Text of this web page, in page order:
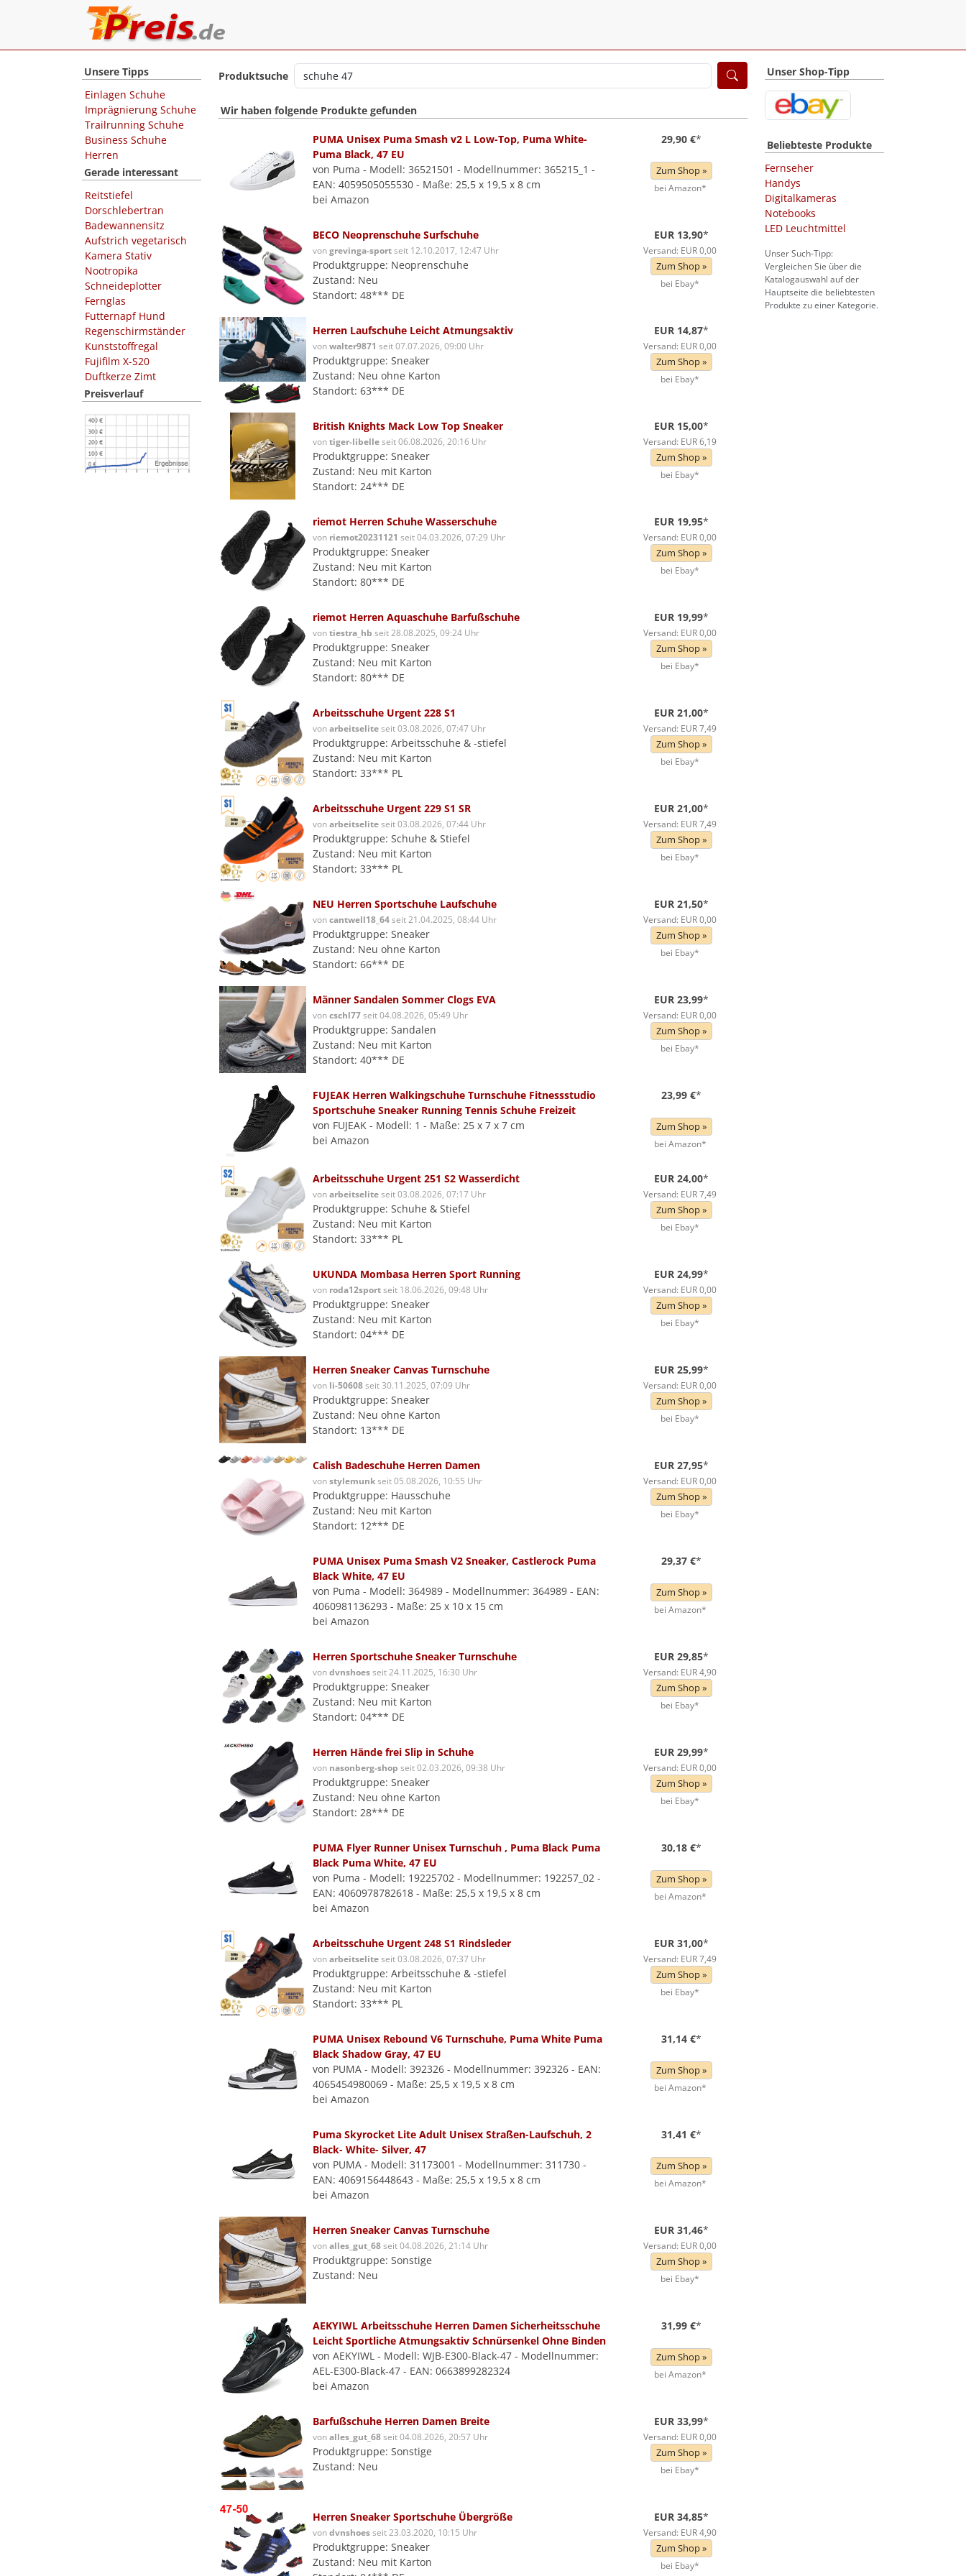
Unsere Tipps
Einlagen Schuhe
Imprägnierung Schuhe
Trailrunning Schuhe
Business Schuhe
Herren
Gerade interessant
Reitstiefel
Dorschlebertran
Badewannensitz
Aufstrich vegetarisch
Kamera Stativ
Nootropika
Schneideplotter
Fernglas
Futternapf Hund
Regenschirmständer
Kunststoffregal
Fujifilm X-S20
Duftkerze Zimt
Preisverlauf
Produktsuche
Wir haben folgende Produkte gefunden
PUMA Unisex Puma Smash v2 L Low-Top, Puma White-
Puma Black, 47 EU
von Puma - Modell: 36521501 - Modellnummer: 365215_1 -
EAN: 4059505055530 - Maße: 25,5 x 19,5 x 8 cm
bei Amazon
29,90 €*
Zum Shop »
bei Amazon*
BECO Neoprenschuhe Surfschuhe
vongrevinga-sportseit 12.10.2017, 12:47 Uhr
Produktgruppe: Neoprenschuhe
Zustand: Neu
Standort: 48*** DE
EUR 13,90*
Versand: EUR 0,00
Zum Shop »
bei Ebay*
Herren Laufschuhe Leicht Atmungsaktiv
vonwalter9871 seit 07.07.2026, 09:00 Uhr
Produktgruppe: Sneaker
Zustand: Neu ohne Karton
Standort: 63*** DE
EUR 14,87*
Versand: EUR 0,00
Zum Shop »
bei Ebay*
British Knights Mack Low Top Sneaker
vontiger-libelleseit 06.08.2026, 20:16 Uhr
Produktgruppe: Sneaker
Zustand: Neu mit Karton
Standort: 24*** DE
EUR 15,00*
Versand: EUR 6,19
Zum Shop »
bei Ebay*
riemot Herren Schuhe Wasserschuhe
von riemot20231121 seit 04.03.2026, 07:29 Uhr
Produktgruppe: Sneaker
Zustand: Neu mit Karton
Standort: 80*** DE
EUR 19,95*
Versand: EUR 0,00
Zum Shop »
bei Ebay*
riemot Herren Aquaschuhe Barfußschuhe
vontiestra_hb seit 28.08.2025, 09:24 Uhr
Produktgruppe: Sneaker
Zustand: Neu mit Karton
Standort: 80*** DE
EUR 19,99*
Versand: EUR 0,00
Zum Shop »
bei Ebay*
Arbeitsschuhe Urgent 228 S1
vonarbeitseliteseit 03.08.2026, 07:47 Uhr
Produktgruppe: Arbeitsschuhe & -stiefel
Zustand: Neu mit Karton
Standort: 33*** PL
EUR 21,00*
Versand: EUR 7,49
Zum Shop »
bei Ebay*
Arbeitsschuhe Urgent 229 S1 SR
vonarbeitseliteseit 03.08.2026, 07:44 Uhr
Produktgruppe: Schuhe & Stiefel
Zustand: Neu mit Karton
Standort: 33*** PL
EUR 21,00*
Versand: EUR 7,49
Zum Shop »
bei Ebay*
NEU Herren Sportschuhe Laufschuhe
voncantwell18_64seit 21.04.2025, 08:44 Uhr
Produktgruppe: Sneaker
Zustand: Neu ohne Karton
Standort: 66*** DE
EUR 21,50*
Versand: EUR 0,00
Zum Shop »
bei Ebay*
Männer Sandalen Sommer Clogs EVA
voncschl77seit 04.08.2026, 05:49 Uhr
Produktgruppe: Sandalen
Zustand: Neu mit Karton
Standort: 40*** DE
EUR 23,99*
Versand: EUR 0,00
Zum Shop »
bei Ebay*
FUJEAK Herren Walkingschuhe Turnschuhe Fitnessstudio
Sportschuhe Sneaker Running Tennis Schuhe Freizeit
von FUJEAK - Modell: 1 - Maße: 25 x 7 x 7 cm
bei Amazon
23,99 €*
Zum Shop »
bei Amazon*
Arbeitsschuhe Urgent 251 S2 Wasserdicht
vonarbeitseliteseit 03.08.2026, 07:17 Uhr
Produktgruppe: Schuhe & Stiefel
Zustand: Neu mit Karton
Standort: 33*** PL
EUR 24,00*
Versand: EUR 7,49
Zum Shop »
bei Ebay*
UKUNDA Mombasa Herren Sport Running
von roda12sportseit 18.06.2026, 09:48 Uhr
Produktgruppe: Sneaker
Zustand: Neu mit Karton
Standort: 04*** DE
EUR 24,99*
Versand: EUR 0,00
Zum Shop »
bei Ebay*
Herren Sneaker Canvas Turnschuhe
von li-50608seit 30.11.2025, 07:09 Uhr
Produktgruppe: Sneaker
Zustand: Neu ohne Karton
Standort: 13*** DE
EUR 25,99*
Versand: EUR 0,00
Zum Shop »
bei Ebay*
Calish Badeschuhe Herren Damen
vonstylemunkseit 05.08.2026, 10:55 Uhr
Produktgruppe: Hausschuhe
Zustand: Neu mit Karton
Standort: 12*** DE
EUR 27,95*
Versand: EUR 0,00
Zum Shop »
bei Ebay*
PUMA Unisex Puma Smash V2 Sneaker, Castlerock Puma
Black White, 47 EU
von Puma - Modell: 364989 - Modellnummer: 364989 - EAN:
4060981136293 - Maße: 25 x 10 x 15 cm
bei Amazon
29,37 €*
Zum Shop »
bei Amazon*
Herren Sportschuhe Sneaker Turnschuhe
vondvnshoesseit 24.11.2025, 16:30 Uhr
Produktgruppe: Sneaker
Zustand: Neu mit Karton
Standort: 04*** DE
EUR 29,85*
Versand: EUR 4,90
Zum Shop »
bei Ebay*
Herren Hände frei Slip in Schuhe
von nasonberg-shop seit 02.03.2026, 09:38 Uhr
Produktgruppe: Sneaker
Zustand: Neu ohne Karton
Standort: 28*** DE
EUR 29,99*
Versand: EUR 0,00
Zum Shop »
bei Ebay*
PUMA Flyer Runner Unisex Turnschuh , Puma Black Puma
Black Puma White, 47 EU
von Puma - Modell: 19225702 - Modellnummer: 192257_02 -
EAN: 4060978782618 - Maße: 25,5 x 19,5 x 8 cm
bei Amazon
30,18 €*
Zum Shop »
bei Amazon*
Arbeitsschuhe Urgent 248 S1 Rindsleder
vonarbeitseliteseit 03.08.2026, 07:37 Uhr
Produktgruppe: Arbeitsschuhe & -stiefel
Zustand: Neu mit Karton
Standort: 33*** PL
EUR 31,00*
Versand: EUR 7,49
Zum Shop »
bei Ebay*
PUMA Unisex Rebound V6 Turnschuhe, Puma White Puma
Black Shadow Gray, 47 EU
von PUMA - Modell: 392326 - Modellnummer: 392326 - EAN:
4065454980069 - Maße: 25,5 x 19,5 x 8 cm
bei Amazon
31,14 €*
Zum Shop »
bei Amazon*
Puma Skyrocket Lite Adult Unisex Straßen-Laufschuh, 2
Black- White- Silver, 47
von PUMA - Modell: 31173001 - Modellnummer: 311730 -
EAN: 4069156448643 - Maße: 25,5 x 19,5 x 8 cm
bei Amazon
31,41 €*
Zum Shop »
bei Amazon*
Herren Sneaker Canvas Turnschuhe
vonalles_gut_68seit 04.08.2026, 21:14 Uhr
Produktgruppe: Sonstige
Zustand: Neu
EUR 31,46*
Versand: EUR 0,00
Zum Shop »
bei Ebay*
AEKYIWL Arbeitsschuhe Herren Damen Sicherheitsschuhe
Leicht Sportliche Atmungsaktiv Schnürsenkel Ohne Binden
von AEKYIWL - Modell: WJB-E300-Black-47 - Modellnummer:
AEL-E300-Black-47 - EAN: 0663899282324
bei Amazon
31,99 €*
Zum Shop »
bei Amazon*
Barfußschuhe Herren Damen Breite
vonalles_gut_68seit 04.08.2026, 20:57 Uhr
Produktgruppe: Sonstige
Zustand: Neu
EUR 33,99*
Versand: EUR 0,00
Zum Shop »
bei Ebay*
Herren Sneaker Sportschuhe Übergröße
vondvnshoesseit 23.03.2020, 10:15 Uhr
Produktgruppe: Sneaker
Zustand: Neu mit Karton
EUR 34,85*
Versand: EUR 4,90
Zum Shop »
bei Ebay*
Unser Shop-Tipp
Beliebteste Produkte
Fernseher
Handys
Digitalkameras
Notebooks
LED Leuchtmittel
Unser Such-Tipp:
Vergleichen Sie über die
Katalogauswahl auf der
Hauptseite die beliebtesten
Produkte zu einer Kategorie.